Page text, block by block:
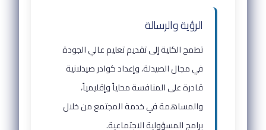
الرؤية والرسالة
تطمح الكلية إلى تقديم تعليم عالي الجودة
في مجال الصيدلة، وإعداد كوادر صيدلانية
قادرة على المنافسة محلياً وإقليمياً،
والمساهمة في خدمة المجتمع من خلال
برامج المسؤولية الاجتماعية.